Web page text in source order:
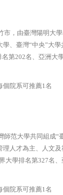
市，由臺灣陽明大
、臺灣“中央”大
名第202名、亞洲大
個院系可推薦1名
師范大學共同組成“
人才為主、人文
大學排名第327名
個院系可推薦1名